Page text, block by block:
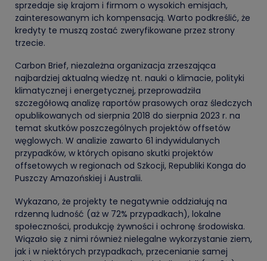
sprzedaje się krajom i firmom o wysokich emisjach,
zainteresowanym ich kompensacją. Warto podkreślić, że
kredyty te muszą zostać zweryfikowane przez strony
trzecie.
Carbon Brief, niezależna organizacja zrzeszająca
najbardziej aktualną wiedzę nt. nauki o klimacie, polityki
klimatycznej i energetycznej, przeprowadziła
szczegółową analizę raportów prasowych oraz śledczych
opublikowanych od sierpnia 2018 do sierpnia 2023 r. na
temat skutków poszczególnych projektów offsetów
węglowych. W analizie zawarto 61 indywidulanych
przypadków, w których opisano skutki projektów
offsetowych w regionach od Szkocji, Republiki Konga do
Puszczy Amazońskiej i Australii.
Wykazano, że projekty te negatywnie oddziałują na
rdzenną ludność (aż w 72% przypadkach), lokalne
społeczności, produkcję żywności i ochronę środowiska.
Wiązało się z nimi również nielegalne wykorzystanie ziem,
jak i w niektórych przypadkach, przecenianie samej